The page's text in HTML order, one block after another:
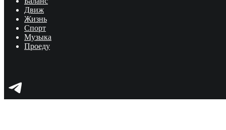
Движ
Жизнь
Спорт
Музыка
Проеду
Telegram